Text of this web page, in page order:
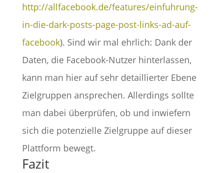
http://allfacebook.de/features/einfuhrung-
in-die-dark-posts-page-post-links-ad-auf-
facebook). Sind wir mal ehrlich: Dank der
Daten, die Facebook-Nutzer hinterlassen,
kann man hier auf sehr detaillierter Ebene
Zielgruppen ansprechen. Allerdings sollte
man dabei überprüfen, ob und inwiefern
sich die potenzielle Zielgruppe auf dieser
Plattform bewegt.
Fazit